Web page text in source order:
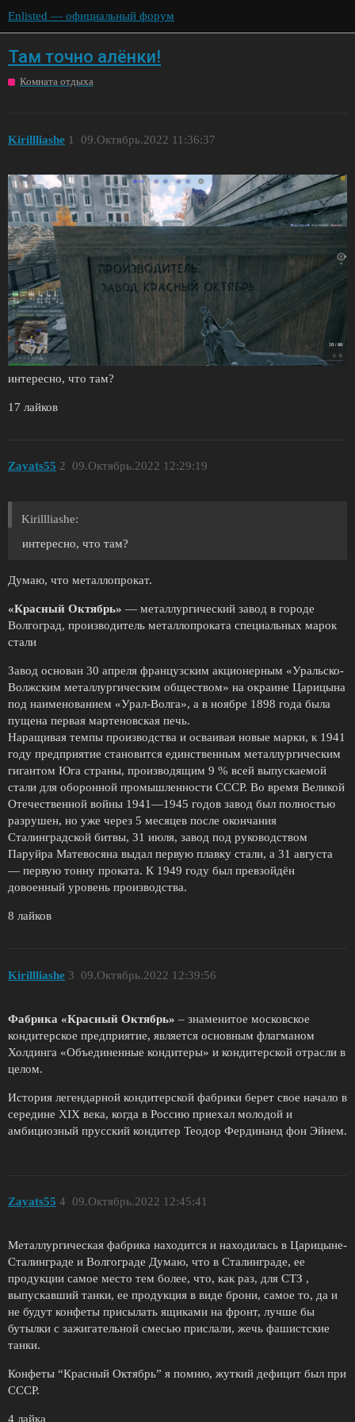
Enlisted — официальный форум
Там точно алёнки!
Комната отдыха
Kirillliashe 09.Октябрь.2022 11:36:37
1
интересно, что там?
17 лайков
Zayats55 09.Октябрь.2022 12:29:19
2
Kirillliashe:
интересно, что там?
Думаю, что металлопрокат.
«Красный Октябрь» — металлургический завод в городе
Волгоград, производитель металлопроката специальных марок
стали
Завод основан 30 апреля французским акционерным «Уральско-
Волжским металлургическим обществом» на окраине Царицына
под наименованием «Урал-Волга», а в ноябре 1898 года была
пущена первая мартеновская печь.
Наращивая темпы производства и осваивая новые марки, к 1941
году предприятие становится единственным металлургическим
гигантом Юга страны, производящим 9 % всей выпускаемой
стали для оборонной промышленности СССР. Во время Великой
Отечественной войны 1941—1945 годов завод был полностью
разрушен, но уже через 5 месяцев после окончания
Сталинградской битвы, 31 июля, завод под руководством
Паруйра Матевосяна выдал первую плавку стали, а 31 августа
— первую тонну проката. К 1949 году был превзойдён
довоенный уровень производства.
8 лайков
Kirillliashe 09.Октябрь.2022 12:39:56
3
Фабрика «Красный Октябрь» – знаменитое московское
кондитерское предприятие, является основным флагманом
Холдинга «Объединенные кондитеры» и кондитерской отрасли в
целом.
История легендарной кондитерской фабрики берет свое начало в
середине XIX века, когда в Россию приехал молодой и
амбициозный прусский кондитер Теодор Фердинанд фон Эйнем.
Zayats55 09.Октябрь.2022 12:45:41
4
Металлургическая фабрика находится и находилась в Царицыне-
Сталинграде и Волгограде Думаю, что в Сталинграде, ее
продукции самое место тем более, что, как раз, для СТЗ ,
выпускавший танки, ее продукция в виде брони, самое то, да и
не будут конфеты присылать ящиками на фронт, лучше бы
бутылки с зажигательной смесью прислали, жечь фашистские
танки.
Конфеты “Красный Октябрь” я помню, жуткий дефицит был при
СССР.
4 лайка